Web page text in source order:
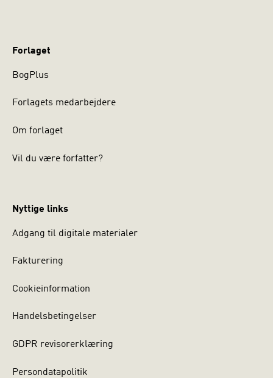
Forlaget
BogPlus
Forlagets medarbejdere
Om forlaget
Vil du være forfatter?
Nyttige links
Adgang til digitale materialer
Fakturering
Cookieinformation
Handelsbetingelser
GDPR revisorerklæring
Persondatapolitik